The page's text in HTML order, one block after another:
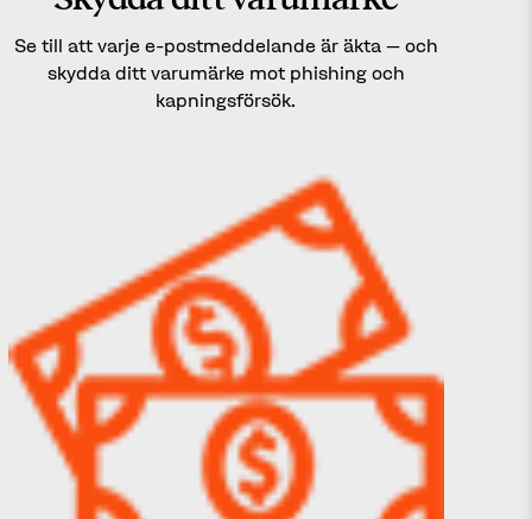
Se till att varje e-postmeddelande är äkta – och
skydda ditt varumärke mot phishing och
kapningsförsök.